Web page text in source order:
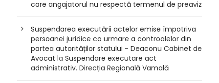
care angajatorul nu respectă termenul de preaviz
Suspendarea executării actelor emise împotriva
persoanei juridice ca urmare a controalelor din
partea autorităților statului - Deaconu Cabinet de
Avocat la Suspendare executare act
administrativ. Direcția Regională Vamală